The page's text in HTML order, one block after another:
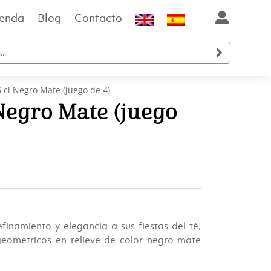

Blog Contacto
cl Negro Mate (juego de 4)
Mate (juego
y elegancia a sus fiestas del té,
en relieve de color negro mate